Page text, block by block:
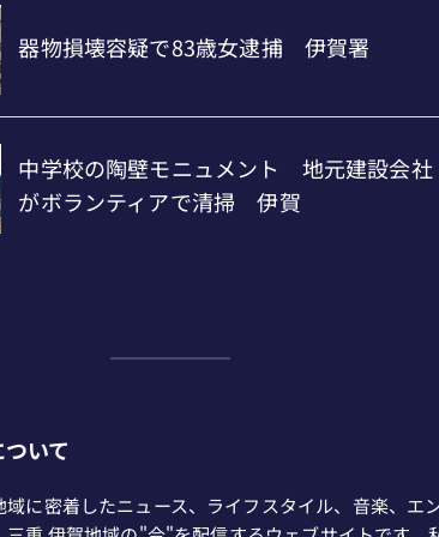
いて
に密着したニュース、ライフスタイル、音楽、エ